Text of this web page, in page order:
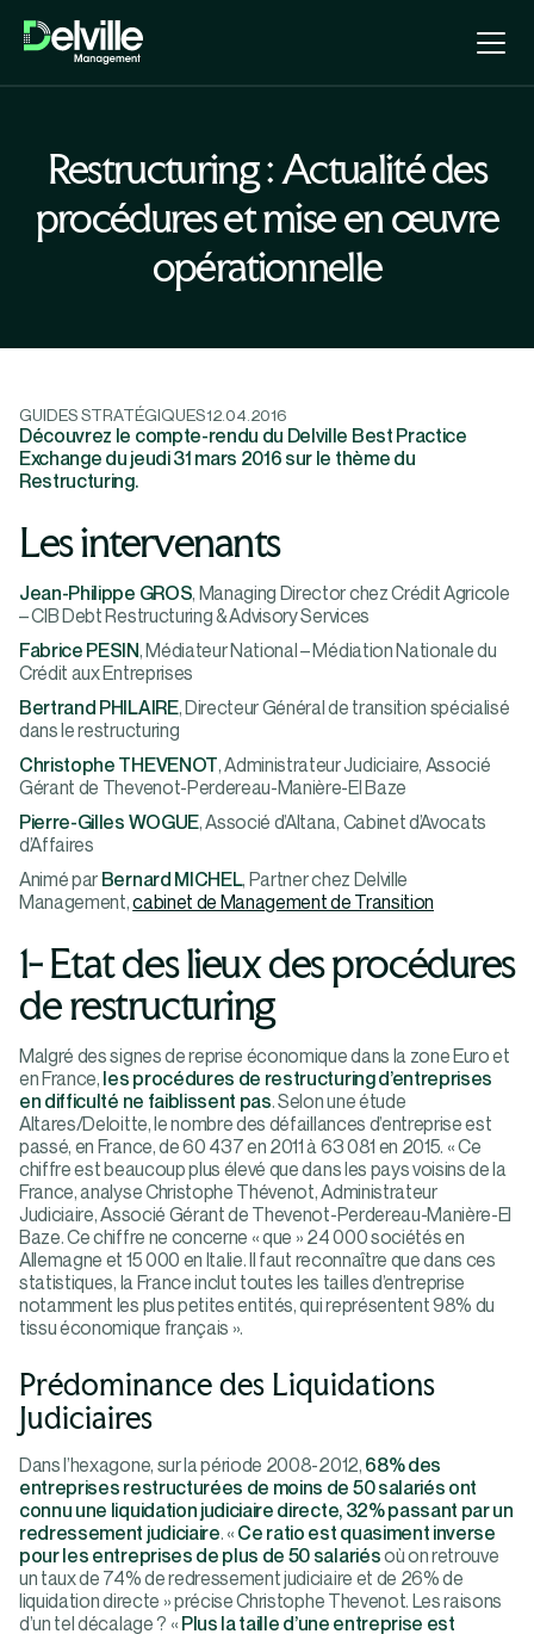
Restructuring : Actualité des
procédures et mise en œuvre
opérationnelle
GUIDES STRATÉGIQUES12.04.2016
Découvrez le compte-rendu du Delville Best Practice
Exchange du jeudi 31 mars 2016 sur le thème du
Restructuring.
Les intervenants
Jean-Philippe GROS, Managing Director chez Crédit Agricole
– CIB Debt Restructuring & Advisory Services
Fabrice PESIN, Médiateur National – Médiation Nationale du
Crédit aux Entreprises
Bertrand PHILAIRE, Directeur Général de transition spécialisé
dans le restructuring
Christophe THEVENOT, Administrateur Judiciaire, Associé
Gérant de Thevenot-Perdereau-Manière-El Baze
Pierre-Gilles WOGUE, Associé d’Altana, Cabinet d’Avocats
d’Affaires
Animé par Bernard MICHEL, Partner chez Delville
Management,cabinet de Management de Transition
1- Etat des lieux des procédures
de restructuring
Malgré des signes de reprise économique dans la zone Euro et
en France, les procédures de restructuring d’entreprises
en difficulté ne faiblissent pas. Selon une étude
Altares/Deloitte, le nombre des défaillances d’entreprise est
passé, en France, de 60 437 en 2011 à 63 081 en 2015. « Ce
chiffre est beaucoup plus élevé que dans les pays voisins de la
France, analyse Christophe Thévenot, Administrateur
Judiciaire, Associé Gérant de Thevenot-Perdereau-Manière-El
Baze. Ce chiffre ne concerne « que » 24 000 sociétés en
Allemagne et 15 000 en Italie. Il faut reconnaître que dans ces
statistiques, la France inclut toutes les tailles d’entreprise
notamment les plus petites entités, qui représentent 98% du
tissu économique français ».
Prédominance des Liquidations
Judiciaires
Dans l’hexagone, sur la période 2008-2012, 68% des
entreprises restructurées de moins de 50 salariés ont
connu une liquidation judiciaire directe, 32% passant par un
redressement judiciaire. « Ce ratio est quasiment inverse
pour les entreprises de plus de 50 salariésoù on retrouve
un taux de 74% de redressement judiciaire et de 26% de
liquidation directe » précise Christophe Thevenot. Les raisons
d’un tel décalage ? « Plus la taille d’une entreprise est